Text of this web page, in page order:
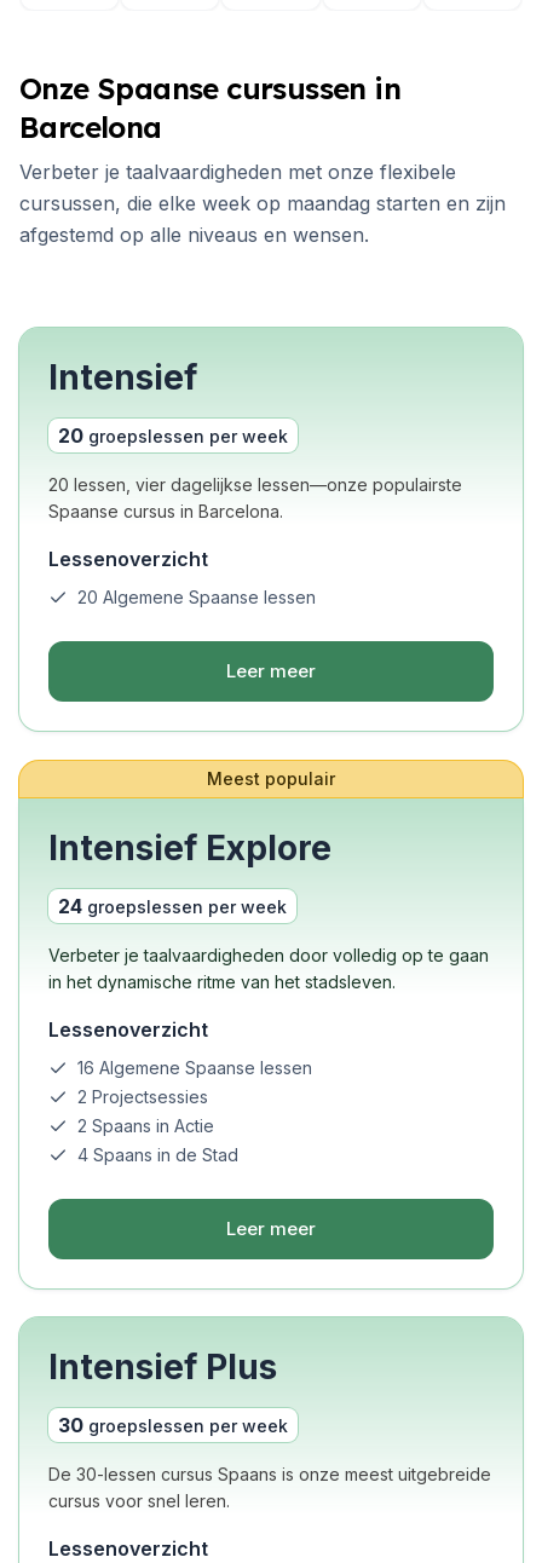
Onze Spaanse cursussen in
Barcelona
Verbeter je taalvaardigheden met onze flexibele
cursussen, die elke week op maandag starten en zijn
afgestemd op alle niveaus en wensen.
Intensief
20 groepslessen per week
20 lessen, vier dagelijkse lessen—onze populairste
Spaanse cursus in Barcelona.
Lessenoverzicht
20 Algemene Spaanse lessen
Leer meer
Meest populair
Intensief Explore
24 groepslessen per week
Verbeter je taalvaardigheden door volledig op te gaan
in het dynamische ritme van het stadsleven.
Lessenoverzicht
16 Algemene Spaanse lessen
2 Projectsessies
2 Spaans in Actie
4 Spaans in de Stad
Leer meer
Intensief Plus
30 groepslessen per week
De 30-lessen cursus Spaans is onze meest uitgebreide
cursus voor snel leren.
Lessenoverzicht